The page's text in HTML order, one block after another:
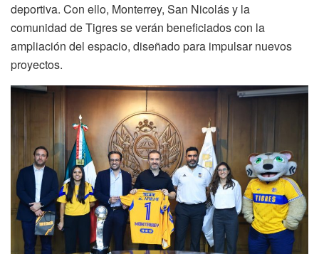
deportiva. Con ello, Monterrey, San Nicolás y la
comunidad de Tigres se verán beneficiados con la
ampliación del espacio, diseñado para impulsar nuevos
proyectos.